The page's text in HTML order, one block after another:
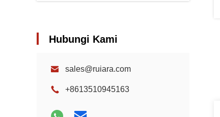
Hubungi Kami
sales@ruiara.com
+8613510945163